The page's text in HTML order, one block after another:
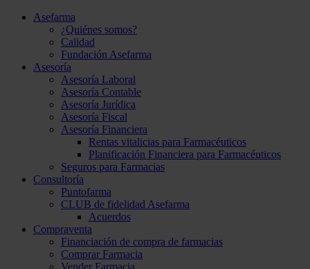
Asefarma
¿Quiénes somos?
Calidad
Fundación Asefarma
Asesoría
Asesoría Laboral
Asesoría Contable
Asesoría Jurídica
Asesoría Fiscal
Asesoría Financiera
Rentas vitalicias para Farmacéuticos
Planificación Financiera para Farmacéuticos
Seguros para Farmacias
Consultoría
Puntofarma
CLUB de fidelidad Asefarma
Acuerdos
Compraventa
Financiación de compra de farmacias
Comprar Farmacia
Vender Farmacia